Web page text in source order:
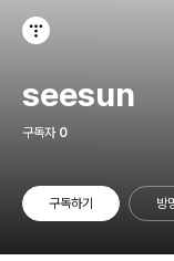
seesun
구독자 0
구독하기 방